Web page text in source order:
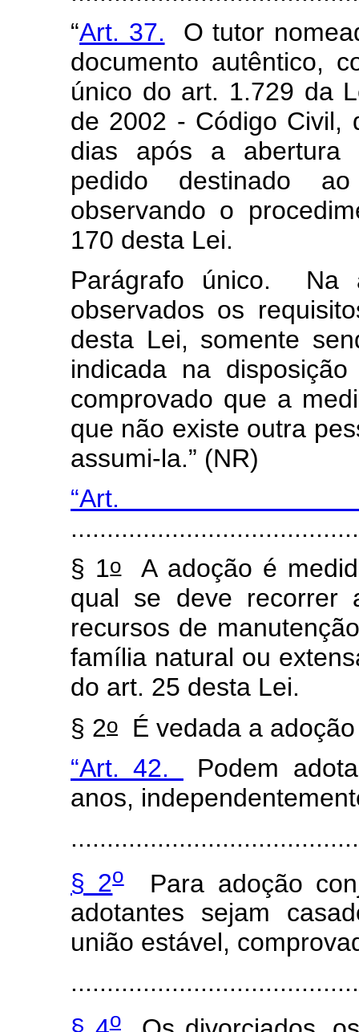
“Art. 37. O tutor
documento autêntico,
único do art. 1.729 da
de 2002 - Código Civil,
dias após a abertura
pedido destinado
observando o
170 desta Lei.
Parágrafo único. Na
observados os
desta Lei, somente
indicada na
comprovado que a
que não existe outra
assumi-la.” (NR)
§ 1oA adoção é
qual se deve recorrer
recursos de
família natural ou
do art. 25 desta Lei.
§ 2o É vedada a
“Art. 42.
Podem
anos,
§ 2oPara adoção
adotantes sejam
união estável,
o